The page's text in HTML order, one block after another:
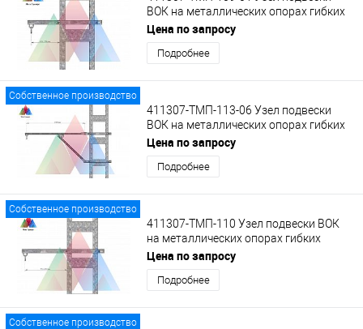
ВОК на металлических опорах гибких
поперечин на кронштейне с кольцом
Цена по запросу
Подробнее
Собственное производство
411307-ТМП-113-06 Узел подвески
ВОК на металлических опорах гибких
поперечин на кронштейне КВ-1 с
кольцом
Цена по запросу
Подробнее
Собственное производство
411307-ТМП-110 Узел подвески ВОК
на металлических опорах гибких
поперечин на удлиненном кронштейне
с кольцом
Цена по запросу
Подробнее
Собственное производство